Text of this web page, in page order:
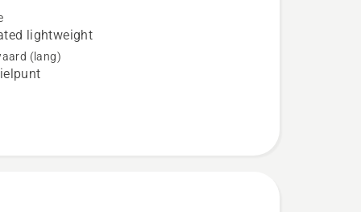
lightweight
(lang)